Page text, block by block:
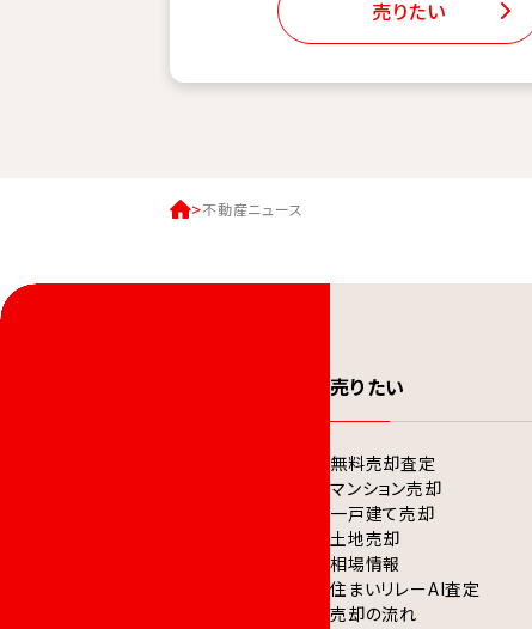
売りたい
不動産ニュース
売りたい
無料売却査定
マンション売却
一戸建て売却
土地売却
相場情報
住まいリレーAI査定
売却の流れ